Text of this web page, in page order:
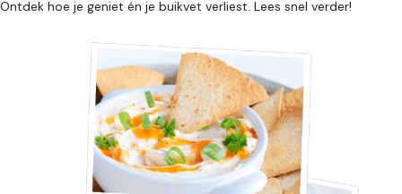
Ontdek hoe je geniet én je buikvet verliest. Lees snel verder!